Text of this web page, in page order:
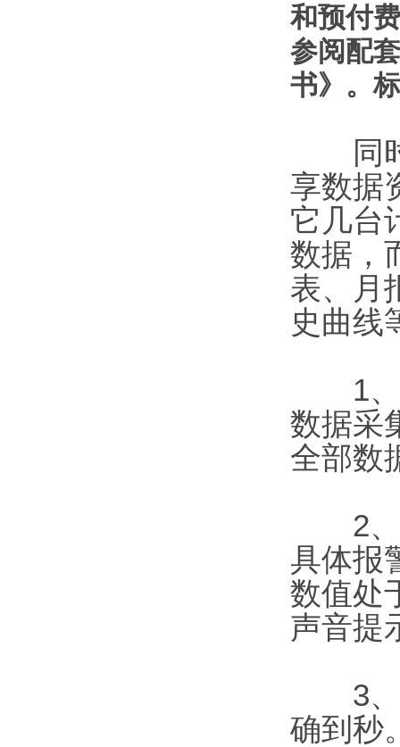
和预付
参阅配
书》。
同时
享数据
它几台
数据，
表、月
史曲线
1、
数据采
全部数
2、
具体报
数值处
声音提
3、
确到秒